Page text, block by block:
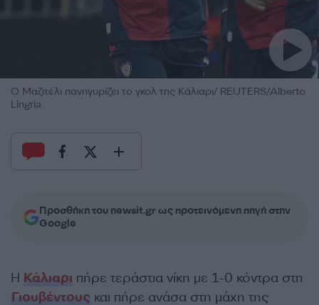
Ο Μαζιτέλι πανηγυρίζει το γκολ της Κάλιαρι/ REUTERS/Alberto
Lingria
Προσθήκη του newsit.gr ως προτεινόμενη πηγή στην
Google
Η Κάλιαρι πήρε τεράστια νίκη με 1-0 κόντρα στη
Γιουβέντους και πήρε ανάσα στη μάχη της